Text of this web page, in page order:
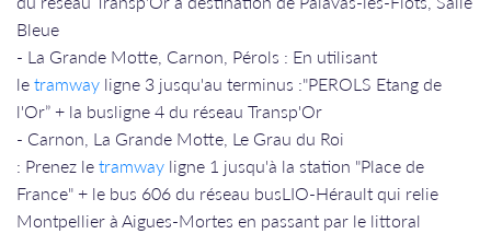
Bleue
- La Grande Motte, Carnon, Pérols : En utilisant
letramway ligne 3 jusqu'au terminus :"PEROLS Etang de
l'Or” + la busligne 4 du réseau Transp'Or
- Carnon, La Grande Motte, Le Grau du Roi
: Prenez letramway ligne 1 jusqu'à la station "Place de
France" + le bus 606 du réseau busLIO-Hérault qui relie
Montpellier à Aigues-Mortes en passant par le littoral